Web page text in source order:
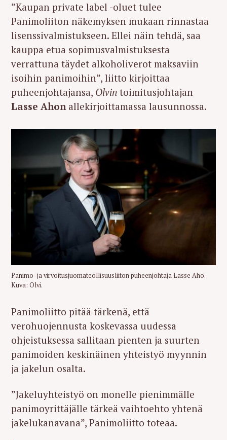
”Kaupan private label -oluet tulee
Panimoliiton näkemyksen mukaan rinnastaa
lisenssivalmistukseen. Ellei näin tehdä, saa
kauppa etua sopimusvalmistuksesta
verrattuna täydet alkoholiverot maksaviin
isoihin panimoihin”, liitto kirjoittaa
puheenjohtajansa, Olvin toimitusjohtajan
Lasse Ahonallekirjoittamassa lausunnossa.
Panimo- ja virvoitusjuomateollisuusliiton puheenjohtaja Lasse Aho.
Kuva: Olvi.
Panimoliitto pitää tärkenä, että
verohuojennusta koskevassa uudessa
ohjeistuksessa sallitaan pienten ja suurten
panimoiden keskinäinen yhteistyö myynnin
ja jakelun osalta.
”Jakeluyhteistyö on monelle pienimmälle
panimoyrittäjälle tärkeä vaihtoehto yhtenä
jakelukanavana”, Panimoliitto toteaa.